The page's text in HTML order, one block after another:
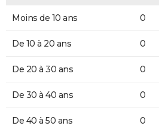
Moins de 10 ans 0
De 10 à 20 ans 0
De 20 à 30 ans 0
De 30 à 40 ans 0
De 40 à 50 ans 0